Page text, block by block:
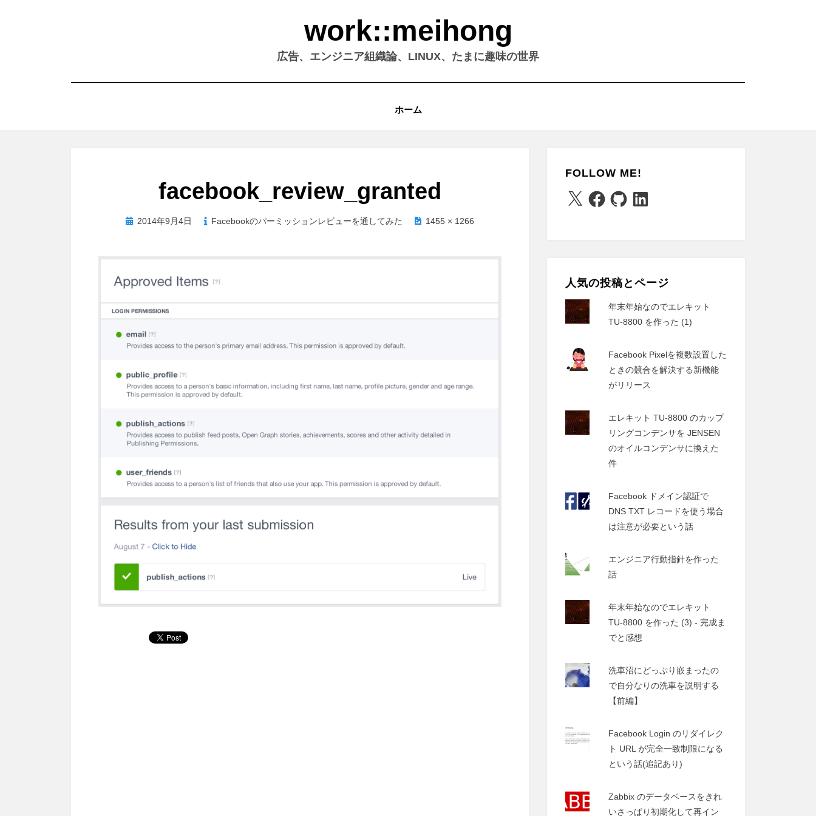
work::meihong
広告、エンジニア組織論、LINUX、たまに趣味の世界
ホーム
facebook_review_granted
投 2014年9月4日 Facebookのパーミッションレビューを通してみた 1455 × 1266
FOLLOW ME!
X Facebook
GitHubLinkedIn
人気の投稿とページ
年末年始なのでエレキット
TU-8800 を作った (1)
Facebook Pixelを複数設置した
ときの競合を解決する新機能
がリリース
エレキット TU-8800 のカップ
リングコンデンサを JENSEN
のオイルコンデンサに換えた
件
Facebook ドメイン認証で
DNS TXT レコードを使う場合
は注意が必要という話
エンジニア行動指針を作った
話
年末年始なのでエレキット
TU-8800 を作った (3) - 完成ま
でと感想
洗車沼にどっぷり嵌まったの
で自分なりの洗車を説明する
【前編】
Facebook Login のリダイレク
ト URL が完全一致制限になる
という話(追記あり)
Zabbix のデータベースをきれ
いさっぱり初期化して再イン